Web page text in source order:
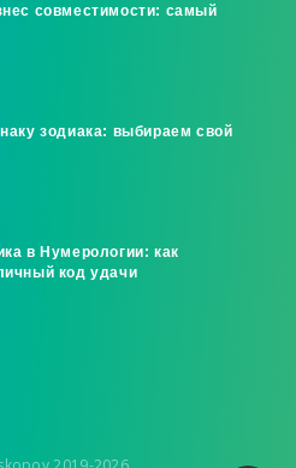
совместимости: самый
зодиака: выбираем свой
в Нумерологии: как
код удачи